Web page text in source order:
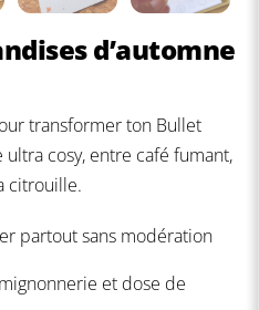
d’automne
transformer ton Bullet
ultra cosy, entre café fumant,
citrouille.
partout sans modération
et dose de